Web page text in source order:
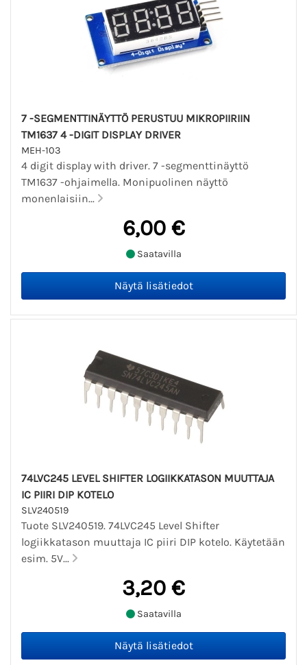
7 -SEGMENTTINÄYTTÖ PERUSTUU MIKROPIIRIIN
TM1637 4 -DIGIT DISPLAY DRIVER
MEH-103
4 digit display with driver. 7 -segmenttinäyttö
TM1637 -ohjaimella. Monipuolinen näyttö
monenlaisiin...
6,00 €
Saatavilla
74LVC245 LEVEL SHIFTER LOGIIKKATASON MUUTTAJA
IC PIIRI DIP KOTELO
SLV240519
Tuote SLV240519. 74LVC245 Level Shifter
logiikkatason muuttaja IC piiri DIP kotelo. Käytetään
esim. 5V...
3,20 €
Saatavilla